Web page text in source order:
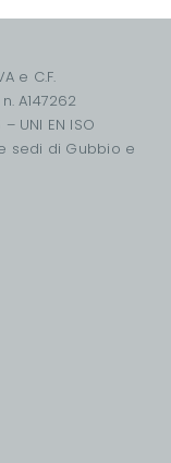
e C.F.
A147262
UNI EN ISO
le sedi di Gubbio e